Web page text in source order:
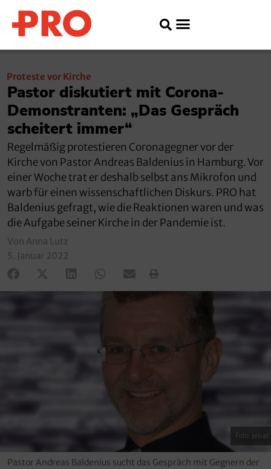
Proteste vor Kirche
Pastor diskutiert mit Corona-
Demonstranten: „Das Gespräch
scheitert immer“
Regelmäßig protestieren Coronagegner vor der
Kirche von Pastor Andreas Baldenius in Hamburg. Vor
einer Woche trat er deshalb selbst ans Mikrofon und
warb für einen wissenschaftlichen Diskurs. PRO hat
Baldenius gefragt, wie die Reaktionen waren und was
die Aufgabe seiner Kirche in der Pandemie ist.
Von Anna Lutz
5. Januar 2022
Foto: privat
Pastor Andreas Baldenius sucht das Gespräch mit Gegnern der